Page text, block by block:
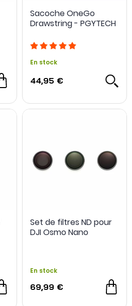
Sacoche OneGo
Drawstring - PGYTECH
En stock
44,95 €
Set de filtres ND pour
DJI Osmo Nano
En stock
69,99 €